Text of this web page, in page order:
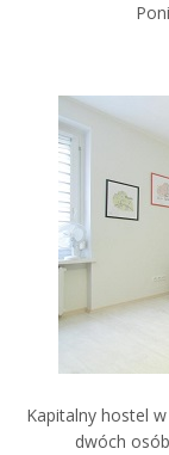
Kapitalny hostel
dwóch